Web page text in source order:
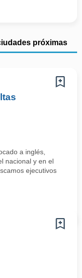
próximas
a inglés,
nacional y en el
ejecutivos